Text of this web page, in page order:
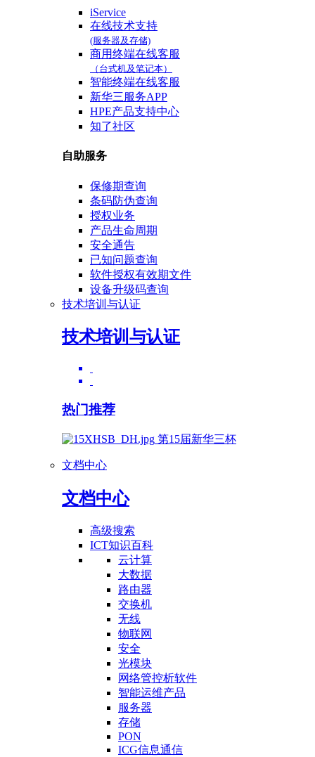
iService
在线技术支持
(服务器及存储)
商用终端在线客服
（台式机及笔记本）
智能终端在线客服
新华三服务APP
HPE产品支持中心
知了社区
自助服务
保修期查询
条码防伪查询
授权业务
产品生命周期
安全通告
已知问题查询
软件授权有效期文件
设备升级码查询
技术培训与认证
技术培训与认证
热门推荐
第15届新华三杯
文档中心
文档中心
高级搜索
ICT知识百科
云计算
大数据
路由器
交换机
无线
物联网
安全
光模块
网络管控析软件
智能运维产品
服务器
存储
PON
ICG信息通信